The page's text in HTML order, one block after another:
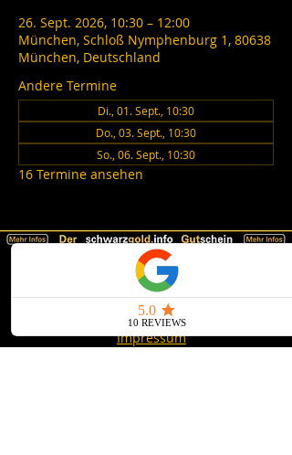
26. Sept. 2026, 10:30 – 12:00
München, Schloß Nymphenburg 1, 80638
München, Deutschland
Andere Termine
Di., 01. Sept., 10:30
Do., 03. Sept., 10:30
So., 06. Sept., 10:30
16 Termine ansehen
schwarzgold.info auf Social Media
Impressum